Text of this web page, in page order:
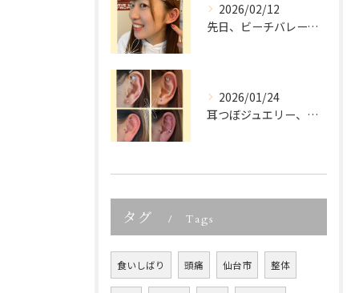
2026/02/12
先日、ビーチバレーでご活躍中の
2026/01/24
耳つぼジュエリー、「可愛いだけでしょ？」って思っていませんか...
タグ Tags
食いしばり 頭痛 仙台市 整体